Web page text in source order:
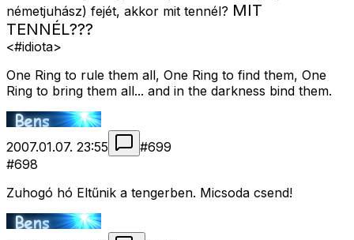
németjuhász) fejét, akkor mit tennél? MIT
TENNÉL???
<#idiota>
One Ring to rule them all, One Ring to find them, One
Ring to bring them all... and in the darkness bind them.
2007.01.07. 23:55 #699
#698
Zuhogó hó Eltűnik a tengerben. Micsoda csend!